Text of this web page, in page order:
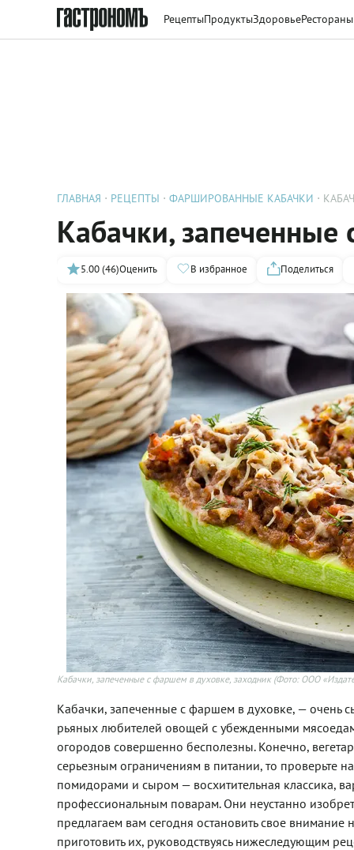
РецептыПродуктыЗдоровьеРестораны
ГЛАВНАЯ РЕЦЕПТЫ ФАРШИРОВАННЫЕ КАБАЧКИ
Кабачки,
5.00 (46)Оценить В избранное Поделиться
Кабачки, запеченные с фаршем в духовке, заходник(Фото: ООО
Кабачки, запеченные с фаршем в духовке, — очень
рьяных любителей овощей с убежденными
огородов совершенно бесполезны. Конечно,
серьезным ограничениям в питании, то проверьте
помидорами и сыром — восхитительная классика,
профессиональным поварам. Они неустанно
предлагаем вам сегодня остановить свое
приготовить их, руководствуясь нижеследующим